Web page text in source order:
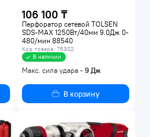
106 100 ₸
Перфоратор сетевой TOLSEN
SDS-MAX 1250Вт/40мм 9.0Дж 0-
480/мин 88540
Код товара: 76302
В наличии
Макс. сила удара - 9Дж
В корзину